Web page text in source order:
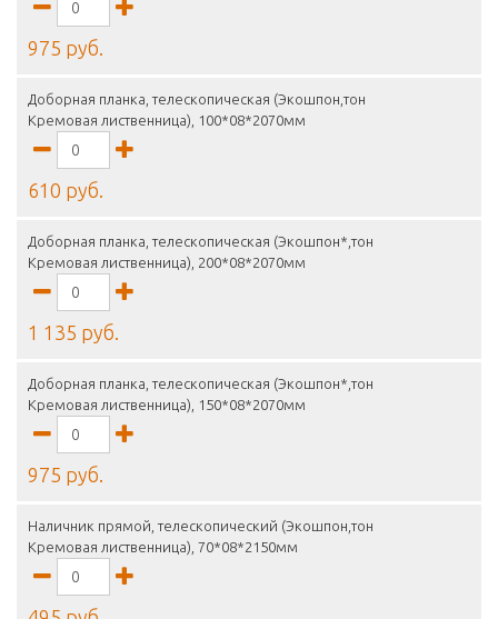
975 руб.
Доборная планка, телескопическая (Экошпон,тон
Кремовая лиственница), 100*08*2070мм
610 руб.
Доборная планка, телескопическая (Экошпон*,тон
Кремовая лиственница), 200*08*2070мм
1 135 руб.
Доборная планка, телескопическая (Экошпон*,тон
Кремовая лиственница), 150*08*2070мм
975 руб.
Наличник прямой, телескопический (Экошпон,тон
Кремовая лиственница), 70*08*2150мм